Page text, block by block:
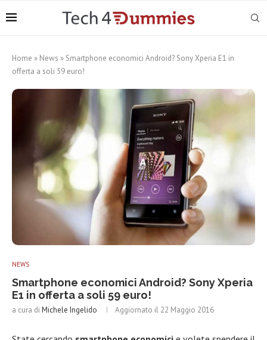
Home » News » Smartphone economici Android? Sony Xperia E1 in
offerta a soli 59 euro!
NEWS
Smartphone economici Android? Sony Xperia
E1 in offerta a soli 59 euro!
a cura di Michele Ingelido Aggiornato il 22 Maggio 2016